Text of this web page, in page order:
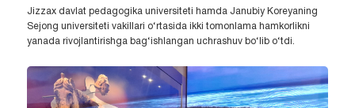
Jizzax davlat pedagogika universiteti hamda Janubiy Koreyaning
Sejong universiteti vakillari o‘rtasida ikki tomonlama hamkorlikni
yanada rivojlantirishga bag‘ishlangan uchrashuv bo‘lib o‘tdi.